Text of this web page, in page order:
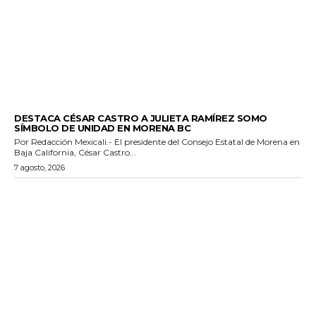
DESTACA CÉSAR CASTRO A JULIETA RAMÍREZ SOMO
SÍMBOLO DE UNIDAD EN MORENA BC
Por Redacción Mexicali.- El presidente del Consejo Estatal de Morena en
Baja California, César Castro...
7 agosto, 2026